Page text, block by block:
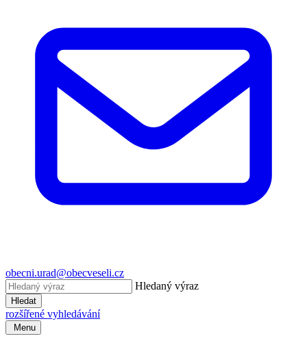
obecni.urad@obecveseli.cz
Hledaný výraz
Hledat
rozšířené vyhledávání
Menu